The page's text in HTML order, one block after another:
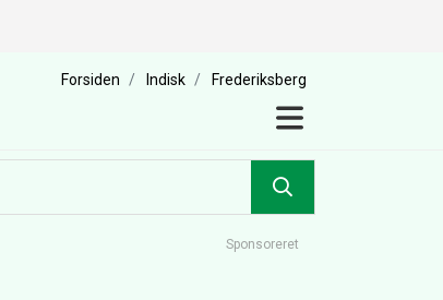
Forsiden Indisk Frederiksberg
Sponsoreret